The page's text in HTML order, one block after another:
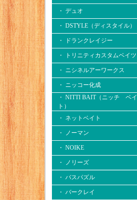
・ デュオ
・ DSTYLE（ディスタイル）
・ ドランクレイジー
・ トリニティカスタムベイツ
・ ニシネルアーワークス
・ ニッコー化成
・ NITTI BAIT（ニッチ ベイ
ト）
・ ネットベイト
・ ノーマン
・ NOIKE
・ ノリーズ
・ バスパズル
・ バークレイ